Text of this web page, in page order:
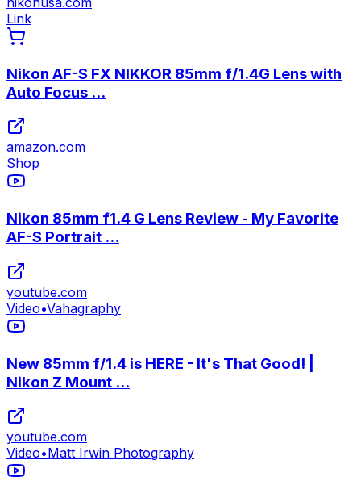
Link
Nikon AF-S FX NIKKOR 85mm f/1.4G Lens with
Auto Focus ...
amazon.com
Shop
Nikon 85mm f1.4 G Lens Review - My Favorite
AF-S Portrait ...
youtube.com
Video•Vahagraphy
New 85mm f/1.4 is HERE - It's That Good! |
Nikon Z Mount ...
youtube.com
Video•Matt Irwin Photography